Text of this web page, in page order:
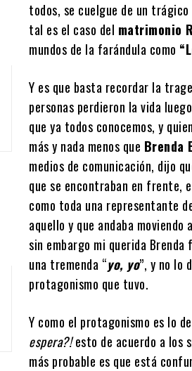
todos, se cuelgue de un
tal es el caso del matrimonio
mundos de la farándula como
Y es que basta recordar la
personas perdieron la vida
que ya todos conocemos, y
más y nada menos que Brenda
medios de comunicación, dijo
que se encontraban en frente,
como toda una representante
aquello y que andaba
sin embargo mi querida
una tremenda “yo, yo”, y no lo
protagonismo que tuvo.
Y como el protagonismo es lo
espera?!esto de acuerdo a los
más probable es que está